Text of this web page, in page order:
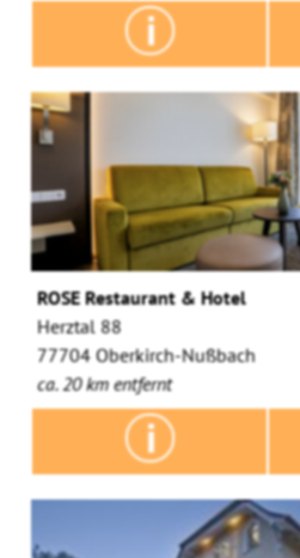
ROSE Restaurant & Hotel
Herztal 88
77704 Oberkirch-Nußbach
ca. 20 km entfernt